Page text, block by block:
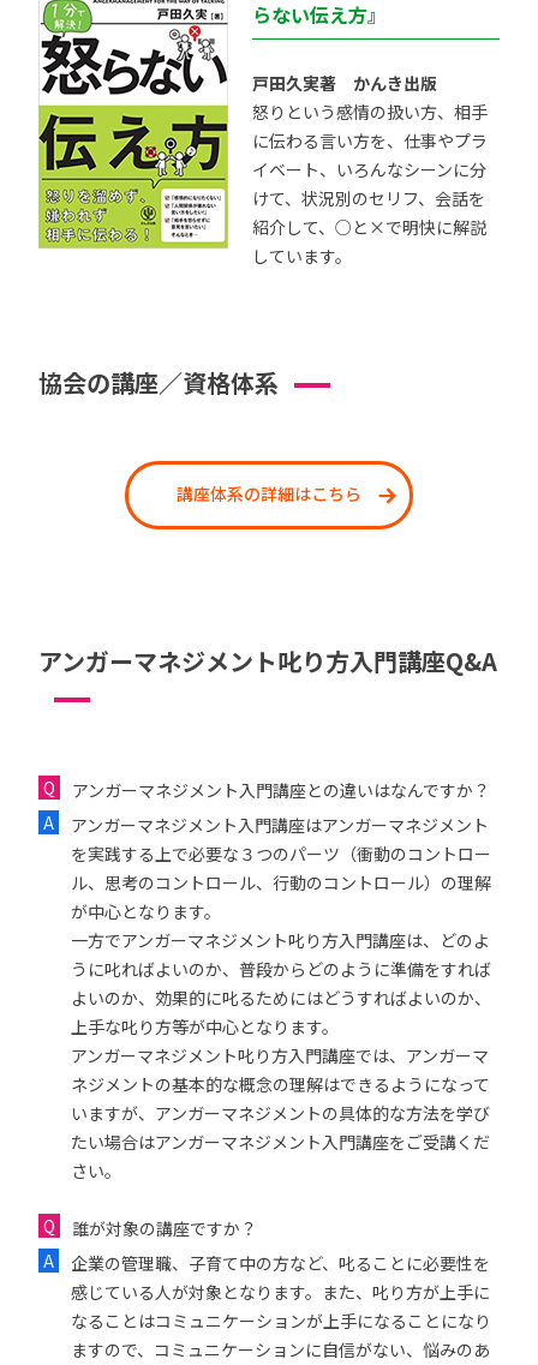
らない伝え方』
戸田久実著 かんき出版
怒りという感情の扱い方、相手
に伝わる言い方を、仕事やプラ
イベート、いろんなシーンに分
けて、状況別のセリフ、会話を
紹介して、○と×で明快に解説
しています。
協会の講座／資格体系
講座体系の詳細はこちら
アンガーマネジメント叱り方入門講座Q&A
アンガーマネジメント入門講座との違いはなんですか？
アンガーマネジメント入門講座はアンガーマネジメント
を実践する上で必要な３つのパーツ（衝動のコントロー
ル、思考のコントロール、行動のコントロール）の理解
が中心となります。
一方でアンガーマネジメント叱り方入門講座は、どのよ
うに叱ればよいのか、普段からどのように準備をすれば
よいのか、効果的に叱るためにはどうすればよいのか、
上手な叱り方等が中心となります。
アンガーマネジメント叱り方入門講座では、アンガーマ
ネジメントの基本的な概念の理解はできるようになって
いますが、アンガーマネジメントの具体的な方法を学び
たい場合はアンガーマネジメント入門講座をご受講くだ
さい。
誰が対象の講座ですか？
企業の管理職、子育て中の方など、叱ることに必要性を
感じている人が対象となります。また、叱り方が上手に
なることはコミュニケーションが上手になることになり
ますので、コミュニケーションに自信がない、悩みのあ